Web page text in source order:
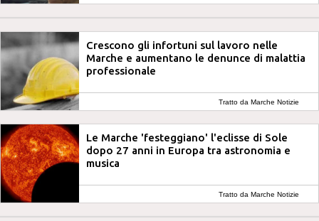
Crescono gli infortuni sul lavoro nelle
Marche e aumentano le denunce di malattia
professionale
Tratto da Marche Notizie
Le Marche 'festeggiano' l'eclisse di Sole
dopo 27 anni in Europa tra astronomia e
musica
Tratto da Marche Notizie